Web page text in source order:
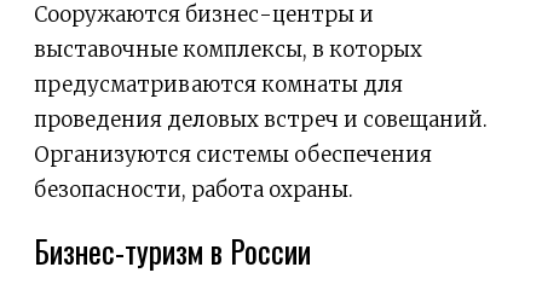
Сооружаются бизнес-центры и
выставочные комплексы, в которых
предусматриваются комнаты для
проведения деловых встреч и совещаний.
Организуются системы обеспечения
безопасности, работа охраны.
Бизнес-туризм в России